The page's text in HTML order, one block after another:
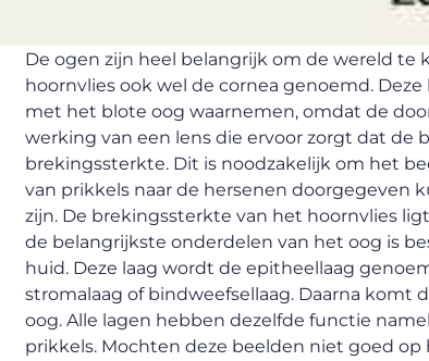
De ogen zijn heel belangrijk om de wereld
hoornvlies ook wel de cornea genoemd.
met het blote oog waarnemen, omdat de
werking van een lens die ervoor zorgt dat
brekingssterkte. Dit is noodzakelijk om het
van prikkels naar de hersenen doorgegeven
zijn. De brekingssterkte van het hoornvlies
de belangrijkste onderdelen van het oog is
huid. Deze laag wordt de epitheellaag
stromalaag of bindweefsellaag. Daarna komt
oog. Alle lagen hebben dezelfde functie
prikkels. Mochten deze beelden niet goed